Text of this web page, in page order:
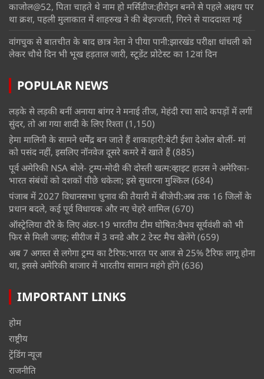
काजोल@52, पिता चाहते थे नाम हो मर्सिडीज:हीरोइन बनने से पहले अक्षय पर
था क्रश, पहली मुलाकात में शाहरुख ने की बेइज्जती, गिरने से याददाश्त गई
वांगचुक से बातचीत के बाद छात्र नेता ने पीया पानी:झारखंड परीक्षा धांधली को
लेकर चौथे दिन भी भूख हड़ताल जारी, स्टूडेंट प्रोटेस्ट का 12वां दिन
POPULAR NEWS
लड़के से लड़की बनीं अनाया बांगर ने मनाई तीज, मेहंदी रचा सादे कपड़ों में लगीं
सुंदर, तो आ गया शादी के लिए रिश्ता (1,150)
हेमा मालिनी के सामने धर्मेंद्र बन जाते हैं शाकाहारी:बेटी ईशा देओल बोलीं- मां
को पसंद नहीं, इसलिए नॉनवेज दूसरे कमरे में खाते हैं (885)
पूर्व अमेरिकी NSA बोले- ट्रम्प-मोदी की दोस्ती खत्म:व्हाइट हाउस ने अमेरिका-
भारत संबंधों को दशकों पीछे धकेला; इसे सुधारना मुश्किल (684)
पंजाब में 2027 विधानसभा चुनाव की तैयारी में बीजेपी:अब तक 16 जिलों के
प्रधान बदले, कई पूर्व विधायक और नए चेहरे शामिल (670)
ऑस्ट्रेलिया दौरे के लिए अंडर-19 भारतीय टीम घोषित:वैभव सूर्यवंशी को भी
फिर से मिली जगह; सीरीज में 3 वनडे और 2 टेस्ट मैच खेलेंगे (659)
अब 7 अगस्त से लगेगा ट्रम्प का टैरिफ:भारत पर आज से 25% टैरिफ लागू होना
था, इससे अमेरिकी बाजार में भारतीय सामान महंगे होंगे (636)
IMPORTANT LINKS
होम
राष्ट्रीय
ट्रेंडिंग न्यूज
राजनीति